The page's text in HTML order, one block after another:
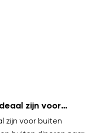
zijn voor
zijn voor buiten